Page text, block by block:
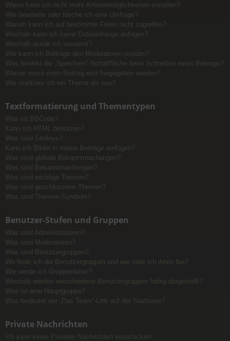
Wieso kann ich nicht mehr Antwortmöglichkeiten erstellen?
Wie bearbeite oder lösche ich eine Umfrage?
Warum kann ich auf bestimmte Foren nicht zugreifen?
Weshalb kann ich keine Dateianhänge anfügen?
Weshalb wurde ich verwarnt?
Wie kann ich Beiträge den Moderatoren melden?
Was bewirkt die „Speichern“-Schaltfläche beim Schreiben eines Beitrags?
Warum muss mein Beitrag erst freigegeben werden?
Wie markiere ich ein Thema als neu?
Textformatierung und Thementypen
Was ist BBCode?
Kann ich HTML benutzen?
Was sind Smileys?
Kann ich Bilder in meine Beiträge einfügen?
Was sind globale Bekanntmachungen?
Was sind Bekanntmachungen?
Was sind wichtige Themen?
Was sind geschlossene Themen?
Was sind Themen-Symbole?
Benutzer-Stufen und Gruppen
Was sind Administratoren?
Was sind Moderatoren?
Was sind Benutzergruppen?
Wo finde ich die Benutzergruppen und wie trete ich ihnen bei?
Wie werde ich Gruppenleiter?
Weshalb werden verschiedene Benutzergruppen farbig dargestellt?
Was ist eine Hauptgruppe?
Was bedeutet der „Das Team“-Link auf der Startseite?
Private Nachrichten
Ich kann keine Privaten Nachrichten verschicken!